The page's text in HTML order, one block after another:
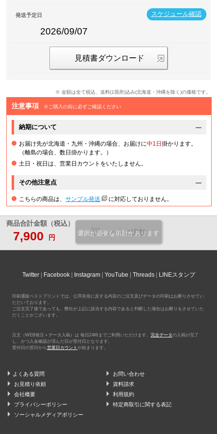
スケジュール確認
発送予定日
2026/09/07
見積書ダウンロード
※ 金額は全て税込、送料(1箇所)込み(北海道・沖縄を除く)の価格です。
注意事項 ※ご購入の前に必ずご確認ください
納期について
お届け先が北海道・九州・沖縄の場合、お届けに中1日掛かります。
（離島の場合、数日掛かります。）
土日・祝日は、営業日カウントをいたしません。
その他注意点
こちらの商品は、サンプル発送 に対応しておりません。
商品合計金額（税込）
7,900 円
カートに追加
選択が必要な項目があります
Twitter Facebook Instagram YouTube Threads LINEスタンプ
印刷通販ベストプリントでは、公序良俗に反する内容のご注文及びデータの印刷はお断りさせてい
ただいております。
ご注文完了後であっても、弊社が上記に該当する内容であると判断した場合はお断りをさせていた
だくことがございます。
注文（WEB発注＋データ入稿）は 毎日24時までご利用いただけます。 完全データの入稿が完了
し、かつ入金確認が済んだ日が受付日となります。
受付日の翌日から営業日カウント が始まります。
よくある質問
お問い合わせ
お見積り依頼
資料請求
会社概要
利用規約
プライバシーポリシー
特定商取引に関する表記
ソーシャルメディアポリシー